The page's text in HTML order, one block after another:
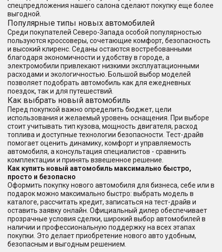
спецпредложения нашего салона сделают покупку еще более
выгодной.
Популярные типы новых автомобилей
Среди покупателей Северо-Запада особой популярностью
пользуются кроссоверы, сочетающие комфорт, безопасность
и высокий клиренс. Седаны остаются востребованными
благодаря экономичности и удобству в городе, а
электромобили привлекают низкими эксплуатационными
расходами и экологичностью. Большой выбор моделей
позволяет подобрать автомобиль как для ежедневных
поездок, так и для путешествий.
Как выбрать новый автомобиль
Перед покупкой важно определить бюджет, цели
использования и желаемый уровень оснащения. При выборе
стоит учитывать тип кузова, мощность двигателя, расход
топлива и доступные технологии безопасности. Тест-драйв
помогает оценить динамику, комфорт и управляемость
автомобиля, а консультация специалистов - сравнить
комплектации и принять взвешенное решение.
Как купить новый автомобиль максимально быстро,
просто и безопасно
Оформить покупку нового автомобиля для бизнеса, себе или в
подарок можно максимально быстро: выбрать модель в
каталоге, рассчитать кредит, записаться на тест-драйв и
оставить заявку онлайн. Официальный дилер обеспечивает
прозрачные условия сделки, широкий выбор автомобилей в
наличии и профессиональную поддержку на всех этапах
покупки. Это делает приобретение нового авто удобным,
безопасным и выгодным решением.